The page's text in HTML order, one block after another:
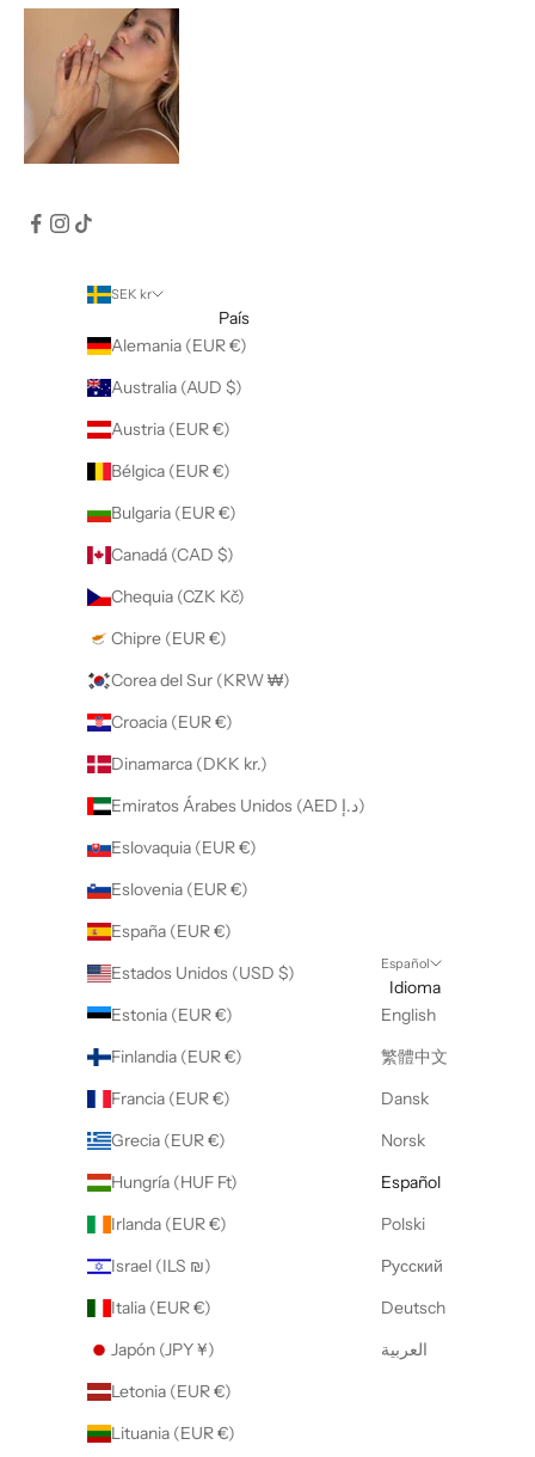
SEK kr
País
Alemania (EUR €)
Australia (AUD $)
Austria (EUR €)
Bélgica (EUR €)
Bulgaria (EUR €)
Canadá (CAD $)
Chequia (CZK Kč)
Chipre (EUR €)
Corea del Sur (KRW ₩)
Croacia (EUR €)
Dinamarca (DKK kr.)
Emiratos Árabes Unidos (AED د.إ)
Eslovaquia (EUR €)
Eslovenia (EUR €)
España (EUR €)
Estados Unidos (USD $)
Estonia (EUR €)
Finlandia (EUR €)
Francia (EUR €)
Grecia (EUR €)
Hungría (HUF Ft)
Irlanda (EUR €)
Israel (ILS ₪)
Italia (EUR €)
Japón (JPY ¥)
Letonia (EUR €)
Lituania (EUR €)
Español
Idioma
English
繁體中文
Dansk
Norsk
Español
Polski
Русский
Deutsch
العربية